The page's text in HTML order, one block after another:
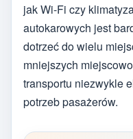
jak Wi-Fi czy
autokarowych jest
dotrzeć do wielu
mniejszych
transportu niezwykle
potrzeb pasażerów.